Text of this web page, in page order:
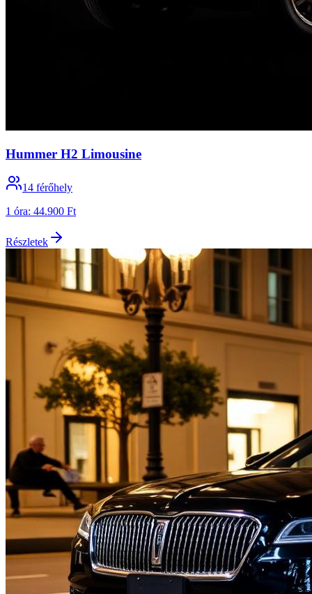
Hummer H2 Limousine
14 férőhely
1 óra: 44.900 Ft
Részletek